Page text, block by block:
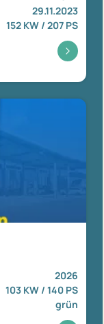
29.11.2023
152 KW / 207 PS
2026
103 KW / 140 PS
grün